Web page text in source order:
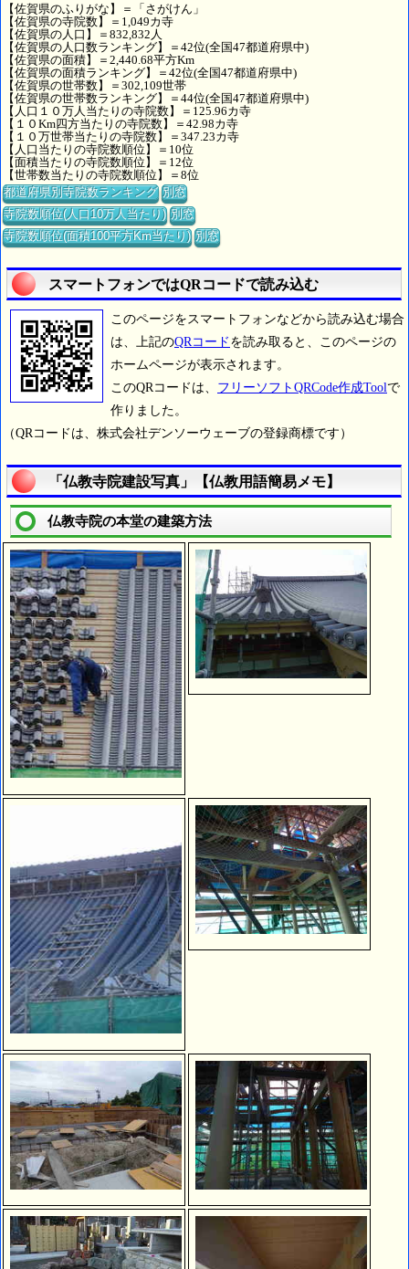
【佐賀県のふりがな】＝「さがけん」
【佐賀県の寺院数】＝1,049カ寺
【佐賀県の人口】＝832,832人
【佐賀県の人口数ランキング】＝42位(全国47都道府県中)
【佐賀県の面積】＝2,440.68平方Km
【佐賀県の面積ランキング】＝42位(全国47都道府県中)
【佐賀県の世帯数】＝302,109世帯
【佐賀県の世帯数ランキング】＝44位(全国47都道府県中)
【人口１０万人当たりの寺院数】＝125.96カ寺
【１０Km四方当たりの寺院数】＝42.98カ寺
【１０万世帯当たりの寺院数】＝347.23カ寺
【人口当たりの寺院数順位】＝10位
【面積当たりの寺院数順位】＝12位
【世帯数当たりの寺院数順位】＝8位
都道府県別寺院数ランキング 別窓
寺院数順位(人口10万人当たり) 別窓
寺院数順位(面積100平方Km当たり) 別窓
スマートフォンではQRコードで読み込む
このページをスマートフォンなどから読み込む場合
は、上記のQRコード を読み取ると、このページの
ホームページが表示されます。
このQRコードは、 フリーソフトQRCode作成Toolで
作りました。
（QRコードは、株式会社デンソーウェーブの登録商標です）
「仏教寺院建設写真」【仏教用語簡易メモ】
仏教寺院の本堂の建築方法